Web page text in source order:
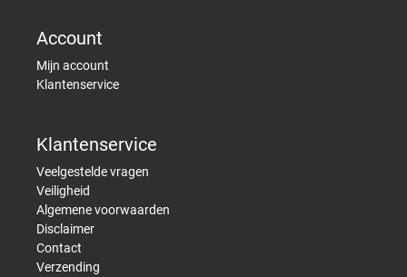
Account
Mijn account
Klantenservice
Klantenservice
Veelgestelde vragen
Veiligheid
Algemene voorwaarden
Disclaimer
Contact
Verzending